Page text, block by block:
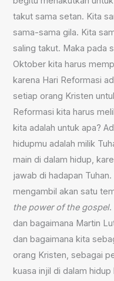
takut sama setan. Kita
sama-sama gila. Kita
saling takut. Maka pada
Oktober kita harus
karena Hari Reformasi
setiap orang Kristen
Reformasi kita harus
kita adalah untuk apa?
hidupmu adalah milik
main di dalam hidup,
jawab di hadapan
mengambil akan satu
the power of the gospel.
dan bagaimana Martin
dan bagaimana kita
orang Kristen, sebagai
kuasa injil di dalam